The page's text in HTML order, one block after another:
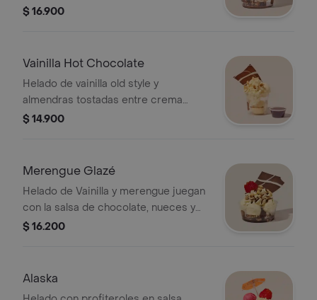
vainilla, café y chocolate y combina
$ 16.900
Vainilla Hot Chocolate
Helado de vainilla old style y
almendras tostadas entre crema
chantilly y chocolate caliente con el
$ 14.900
Merengue Glazé
Helado de Vainilla y merengue juegan
con la salsa de chocolate, nueces y
crema chantilly para proporcionar
$ 16.200
Alaska